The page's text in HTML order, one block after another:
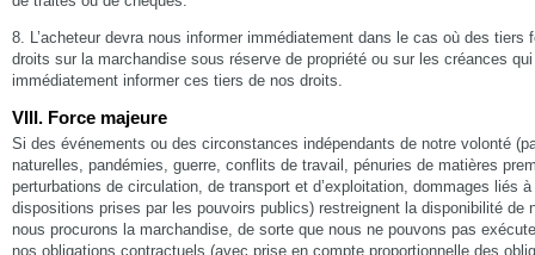
8. L’acheteur devra nous informer immédiatement dans le cas où des tiers
droits sur la marchandise sous réserve de propriété ou sur les créances
immédiatement informer ces tiers de nos droits.
VIII. Force majeure
Si des événements ou des circonstances indépendants de notre volonté
naturelles, pandémies, guerre, conflits de travail, pénuries de matières
perturbations de circulation, de transport et d’exploitation, dommages liés
dispositions prises par les pouvoirs publics) restreignent la disponibilité de
nous procurons la marchandise, de sorte que nous ne pouvons pas
nos obligations contractuels (avec prise en compte proportionnelle des